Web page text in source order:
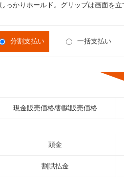
っかりホールド。グリップは画面を立
分割支払い 一括支払い
現金販売価格/割賦販売価格
頭金
割賦払金